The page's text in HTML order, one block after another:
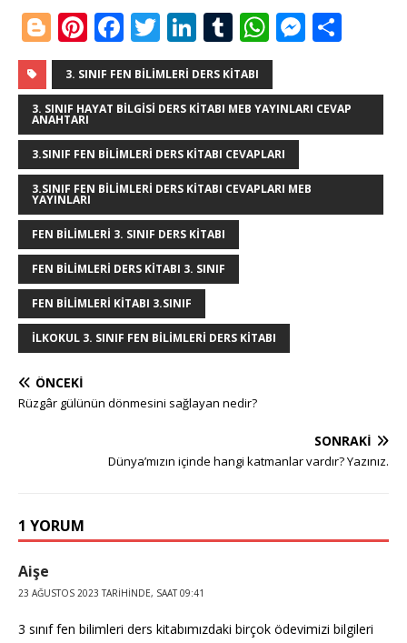
Bl
o
g
g
e
r
Pi
n
te
r
e
st
F
a
c
e
b
o
o
k
T
w
it
te
r
Li
n
k
e
dI
n
T
u
m
bl
r
W
h
at
s
A
p
p
M
ss
e
n
g
e
ar
e
3. SINIF FEN BILIMLERI DERS KITABI
3. SINIF HAYAT BILGISI DERS KITABI MEB YAYINLARI CEVAP
ANAHTARI
3.SINIF FEN BILIMLERI DERS KITABI CEVAPLARI
3.SINIF FEN BILIMLERI DERS KITABI CEVAPLARI MEB
YAYINLARI
FEN BILIMLERI 3. SINIF DERS KITABI
FEN BILIMLERI DERS KITABI 3. SINIF
FEN BILIMLERI KITABI 3.SINIF
ILKOKUL 3. SINIF FEN BILIMLERI DERS KITABI
ÖNCEKI
Rüzgâr gülünün dönmesini sağlayan nedir?
SONRAKI
Dünya’mızın içinde hangi katmanlar vardır? Yazınız.
1 YORUM
Aişe
23 AĞUSTOS 2023 TARIHINDE, SAAT 09:41
3 sınıf fen bilimleri ders kitabımızdaki birçok ödevimizi bilgileri